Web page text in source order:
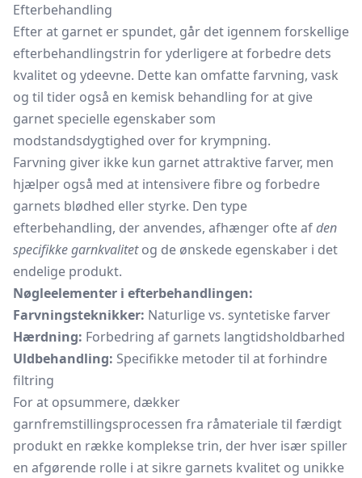
Efterbehandling
Efter at garnet er spundet, går det igennem forskellige
efterbehandlingstrin for yderligere at forbedre dets
kvalitet og ydeevne. Dette kan omfatte farvning, vask
og til tider også en kemisk behandling for at give
garnet specielle egenskaber som
modstandsdygtighed over for krympning.
Farvning giver ikke kun garnet attraktive farver, men
hjælper også med at intensivere fibre og forbedre
garnets blødhed eller styrke. Den type
efterbehandling, der anvendes, afhænger ofte afden
specifikke garnkvalitetog de ønskede egenskaber i det
endelige produkt.
Nøgleelementer i efterbehandlingen:
Farvningsteknikker: Naturlige vs. syntetiske farver
Hærdning: Forbedring af garnets langtidsholdbarhed
Uldbehandling: Specifikke metoder til at forhindre
filtring
For at opsummere, dækker
garnfremstillingsprocessen fra råmateriale til færdigt
produkt en række komplekse trin, der hver især spiller
en afgørende rolle i at sikre garnets kvalitet og unikke